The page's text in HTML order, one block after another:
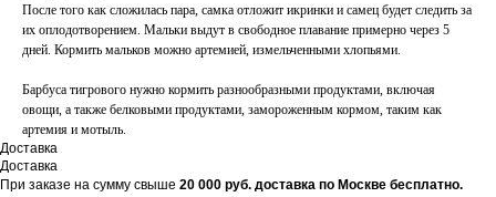
После того как сложилась пара, самка отложит икринки и самец будет следить за
их оплодотворением. Мальки выдут в свободное плавание примерно через 5
дней. Кормить мальков можно артемией, измельченными хлопьями.
Барбуса тигрового нужно кормить разнообразными продуктами, включая
овощи, а также белковыми продуктами, замороженным кормом, таким как
артемия и мотыль.
Доставка
Доставка
При заказе на сумму свыше 20 000 руб. доставка по Москве бесплатно.